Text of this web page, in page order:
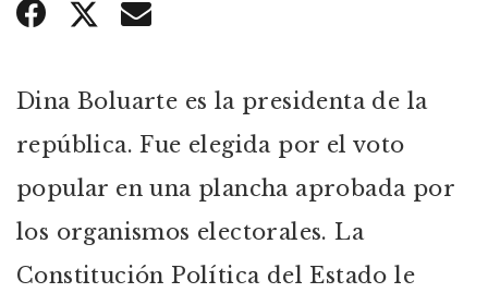
Dina Boluarte es la presidenta de la
república. Fue elegida por el voto
popular en una plancha aprobada por
los organismos electorales. La
Constitución Política del Estado le